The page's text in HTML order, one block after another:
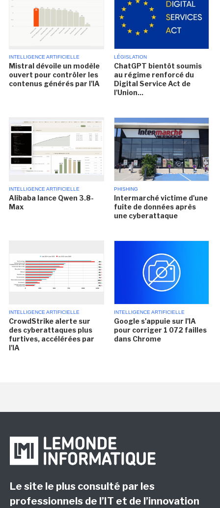
INTELLIGENCE ARTIFICIELLE
Mistral dévoile un modèle
ouvert pour contrôler les
contenus générés par l'IA
LÉGISLATION
ChatGPT bientôt soumis
au régime renforcé du
Digital Service Act de
l'Union...
INTELLIGENCE ARTIFICIELLE
Alibaba lance Qwen 3.8-
Max
PHISHING
Intermarché victime d'une
fuite de données après
une cyberattaque
INTELLIGENCE ARTIFICIELLE
CrowdStrike alerte sur
des cyberattaques plus
furtives, accélérées par
l'IA
INTELLIGENCE ARTIFICIELLE
Google s'appuie sur l'IA
pour corriger 1 072 failles
dans Chrome
Le site le plus consulté par les
professionnels de l’IT et de l’innovation